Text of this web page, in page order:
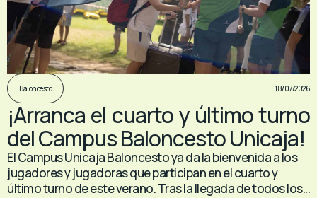
Baloncesto 18/07/2026
¡Arranca el cuarto y último turno
del Campus Baloncesto Unicaja!
El Campus Unicaja Baloncesto ya da la bienvenida a los
jugadores y jugadoras que participan en el cuarto y
último turno de este verano. Tras la llegada de todos los...